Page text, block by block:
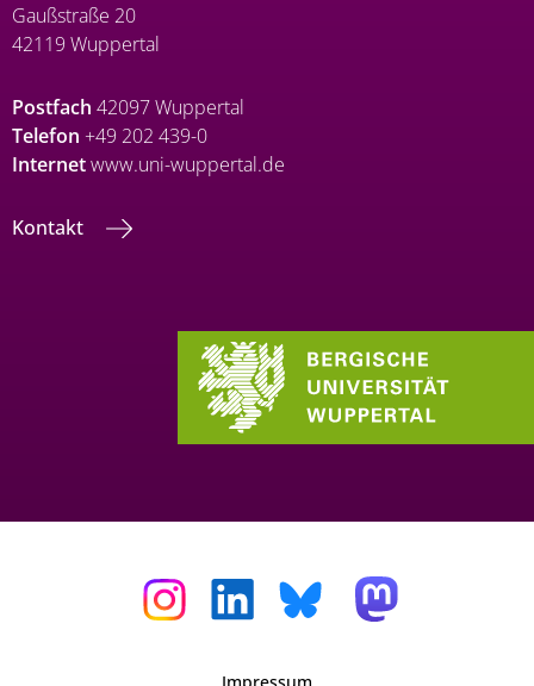
Gaußstraße 20
42119 Wuppertal
Postfach 42097 Wuppertal
Telefon +49 202 439-0
Internetwww.uni-wuppertal.de
Kontakt